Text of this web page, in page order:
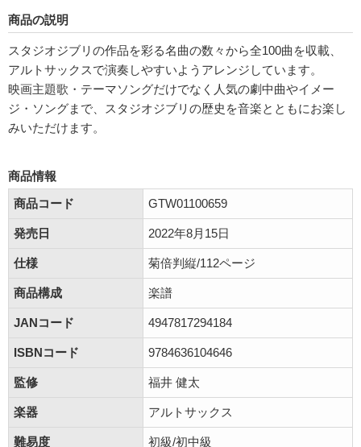
商品の説明
スタジオジブリの作品を彩る名曲の数々から全100曲を収載、
アルトサックスで演奏しやすいようアレンジしています。
映画主題歌・テーマソングだけでなく人気の劇中曲やイメー
ジ・ソングまで、スタジオジブリの歴史を音楽とともにお楽し
みいただけます。
商品情報
商品コード
GTW01100659
発売日 2022年8月15日
仕様 菊倍判縦/112ページ
商品構成 楽譜
JANコード 4947817294184
ISBNコード 9784636104646
監修 福井 健太
楽器 アルトサックス
難易度 初級/初中級